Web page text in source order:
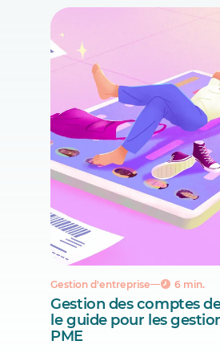
Gestion d'entreprise 6 min.
Gestion des comptes
le guide pour les
PME